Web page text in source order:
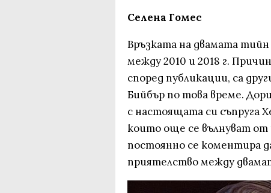
Селена Гомес
Връзката на двамата тийн
между 2010 и 2018 г.
според публикации, са
Бийбър по това време.
с настоящата си съпруга
които още се вълнуват
постоянно се коментира
приятелство между